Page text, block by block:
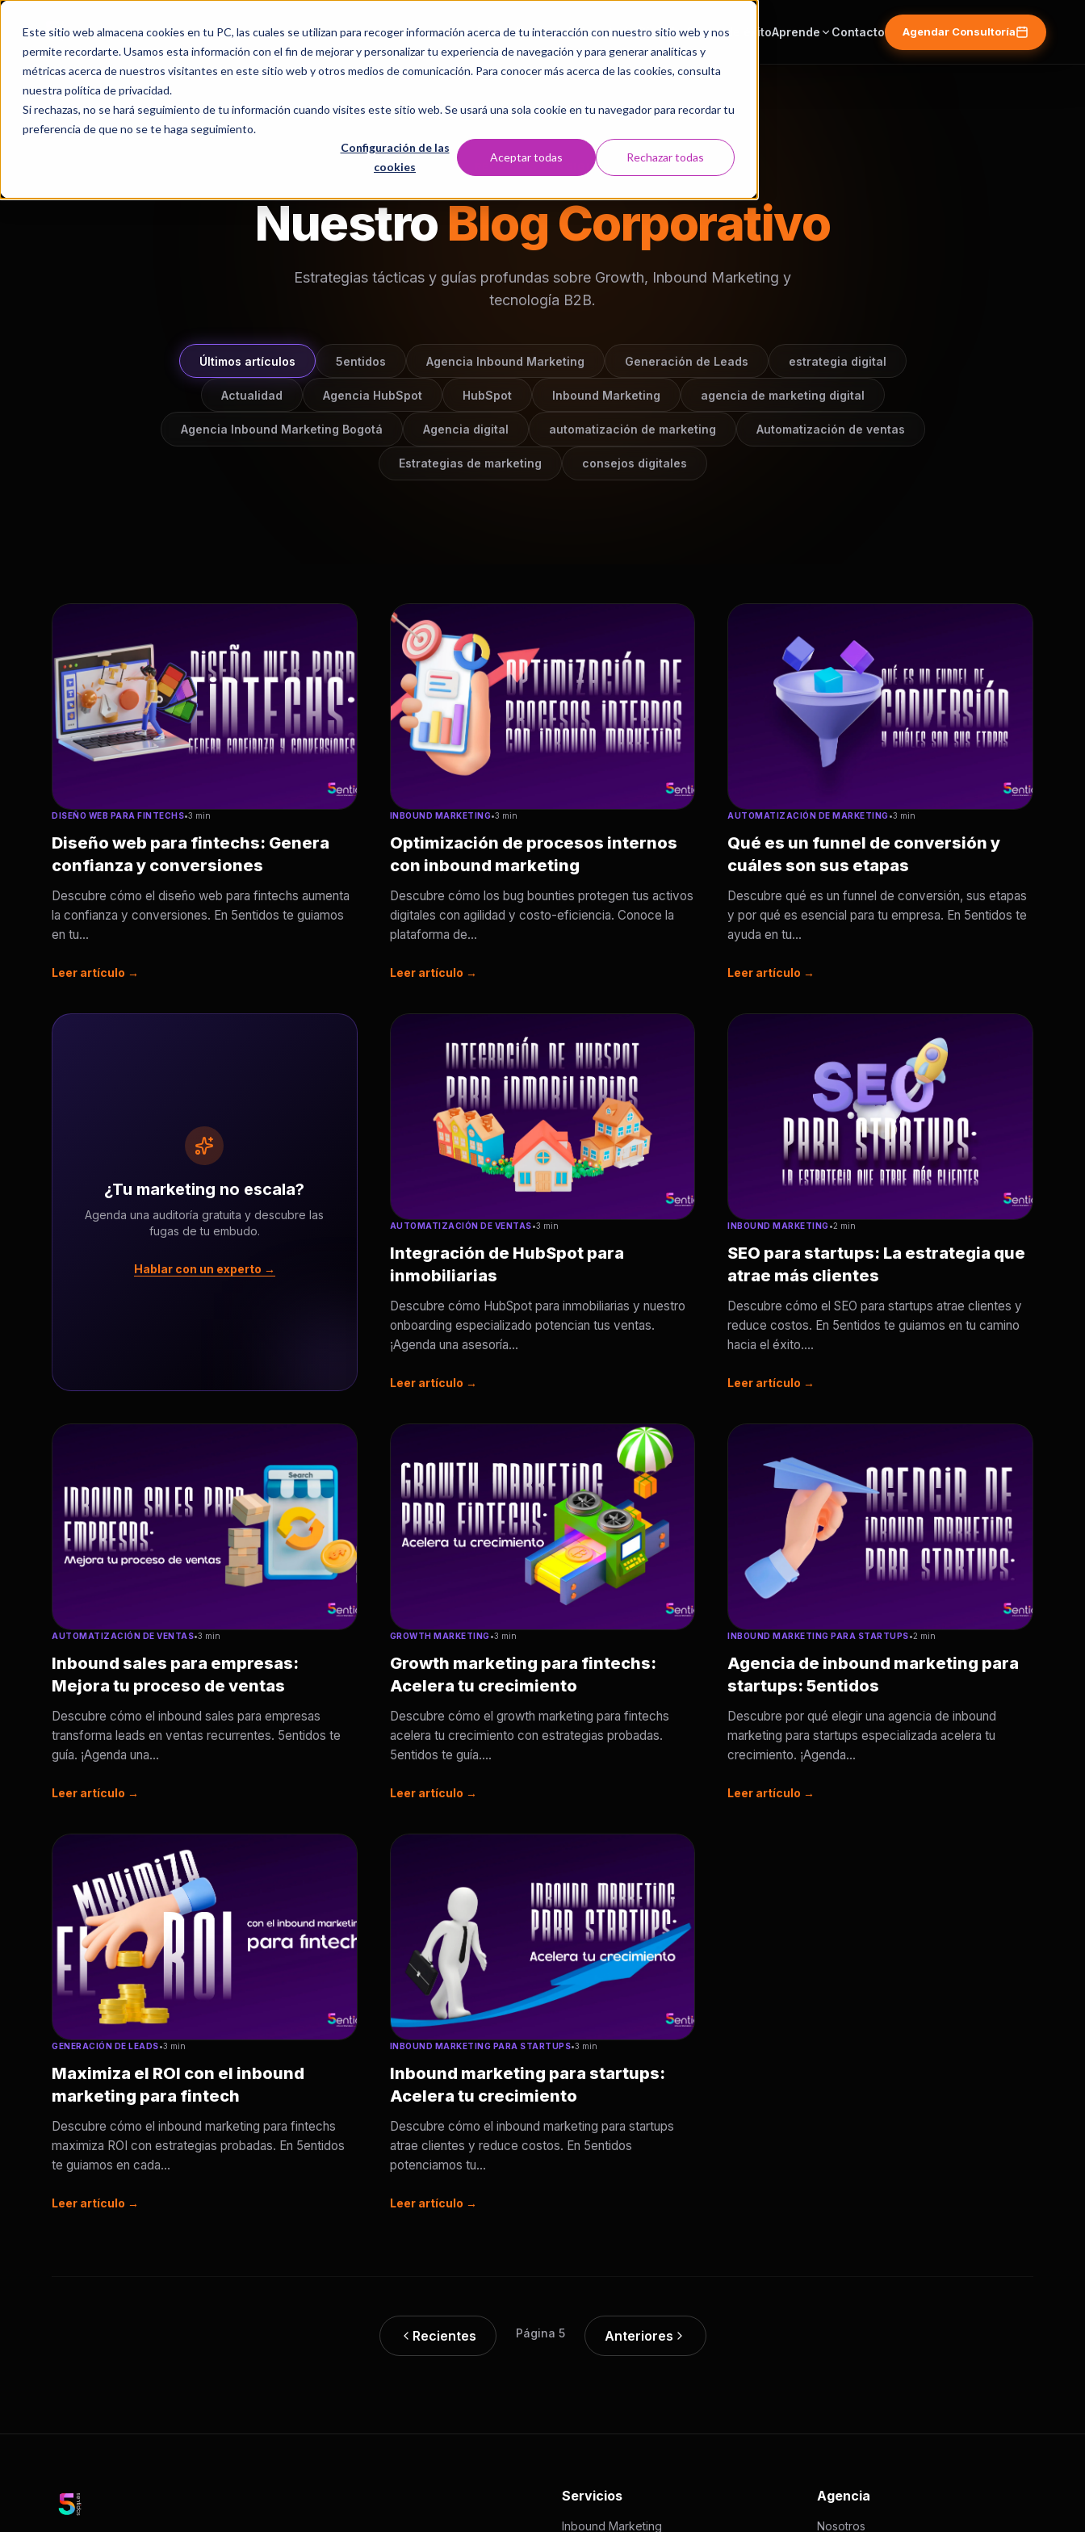
Este sitio web almacena cookies en tu PC, las cuales se utilizan para recoger información acerca de tu interacción con nuestro sitio web y nos
permite recordarte. Usamos esta información con el fin de mejorar y personalizar tu experiencia de navegación y para generar analíticas y
métricas acerca de nuestros visitantes en este sitio web y otros medios de comunicación. Para conocer más acerca de las cookies, consulta
nuestra política de privacidad.
Si rechazas, no se hará seguimiento de tu información cuando visites este sitio web. Se usará una sola cookie en tu navegador para recordar tu
preferencia de que no se te haga seguimiento.
Configuración de las
cookies
Aceptar todas Rechazar todas
Servicios NosotrosLaboratorio Digital Casos de éxitoAprende Contacto Agendar Consultoría
RECURSOS & INSIGHTS
Nuestro Blog Corporativo
Estrategias tácticas y guías profundas sobre Growth, Inbound Marketing y
tecnología B2B.
Últimos artículos 5entidos Agencia Inbound Marketing Generación de Leads estrategia digital
Actualidad Agencia HubSpot HubSpot Inbound Marketing agencia de marketing digital
Agencia Inbound Marketing Bogotá Agencia digital automatización de marketing Automatización de ventas
Estrategias de marketing consejos digitales
DISEÑO WEB PARA FINTECHS•3 min
Diseño web para fintechs: Genera
confianza y conversiones
Descubre cómo el diseño web para fintechs aumenta
la confianza y conversiones. En 5entidos te guiamos
en tu...
Leer artículo →
INBOUND MARKETING•3 min
Optimización de procesos internos
con inbound marketing
Descubre cómo los bug bounties protegen tus activos
digitales con agilidad y costo-eficiencia. Conoce la
plataforma de...
Leer artículo →
AUTOMATIZACIÓN DE MARKETING•3 min
Qué es un funnel de conversión y
cuáles son sus etapas
Descubre qué es un funnel de conversión, sus etapas
y por qué es esencial para tu empresa. En 5entidos te
ayuda en tu...
Leer artículo →
¿Tu marketing no escala?
Agenda una auditoría gratuita y descubre las
fugas de tu embudo.
Hablar con un experto →
AUTOMATIZACIÓN DE VENTAS•3 min
Integración de HubSpot para
inmobiliarias
Descubre cómo HubSpot para inmobiliarias y nuestro
onboarding especializado potencian tus ventas.
¡Agenda una asesoría...
Leer artículo →
INBOUND MARKETING•2 min
SEO para startups: La estrategia que
atrae más clientes
Descubre cómo el SEO para startups atrae clientes y
reduce costos. En 5entidos te guiamos en tu camino
hacia el éxito....
Leer artículo →
AUTOMATIZACIÓN DE VENTAS•3 min
Inbound sales para empresas:
Mejora tu proceso de ventas
Descubre cómo el inbound sales para empresas
transforma leads en ventas recurrentes. 5entidos te
guía. ¡Agenda una...
Leer artículo →
GROWTH MARKETING•3 min
Growth marketing para fintechs:
Acelera tu crecimiento
Descubre cómo el growth marketing para fintechs
acelera tu crecimiento con estrategias probadas.
5entidos te guía....
Leer artículo →
INBOUND MARKETING PARA STARTUPS•2 min
Agencia de inbound marketing para
startups: 5entidos
Descubre por qué elegir una agencia de inbound
marketing para startups especializada acelera tu
crecimiento. ¡Agenda...
Leer artículo →
GENERACIÓN DE LEADS•3 min
Maximiza el ROI con el inbound
marketing para fintech
Descubre cómo el inbound marketing para fintechs
maximiza ROI con estrategias probadas. En 5entidos
te guiamos en cada...
Leer artículo →
INBOUND MARKETING PARA STARTUPS•3 min
Inbound marketing para startups:
Acelera tu crecimiento
Descubre cómo el inbound marketing para startups
atrae clientes y reduce costos. En 5entidos
potenciamos tu...
Leer artículo →
Recientes Página 5 Anteriores
Servicios
Inbound Marketing
Agencia
Nosotros